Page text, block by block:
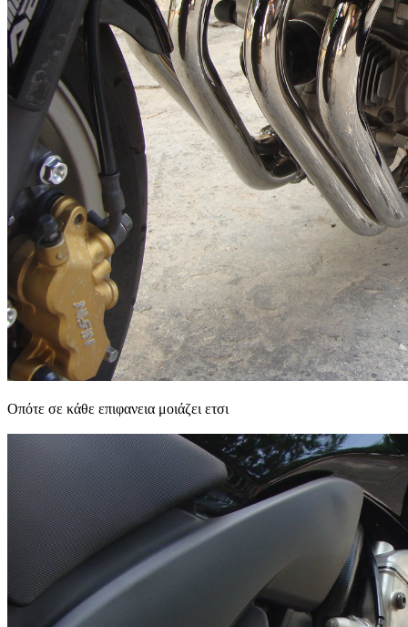
Οπότε σε κάθε επιφανεια μοιάζει ετσι